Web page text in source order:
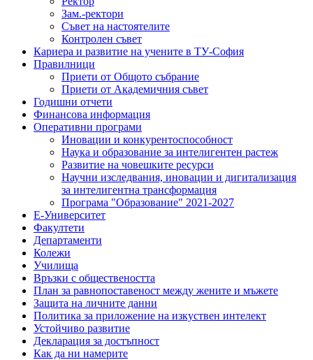
Зам.-ректори
Съвет на настоятелите
Контролен съвет
Кариера и развитие на учените в ТУ-София
Правилници
Приети от Общото събрание
Приети от Академичния съвет
Годишни отчети
Финансова информация
Оперативни програми
Иновации и конкурентоспособност
Наука и образование за интелигентен растеж
Развитие на човешките ресурси
Научни изследвания, иновации и дигитализация
за интелигентна трансформация
Програма "Образование" 2021-2027
Е-Университет
Факултети
Департаменти
Колежи
Училища
Връзки с обществеността
План за равнопоставеност между жените и мъжете
Защита на личните данни
Политика за приложение на изкуствен интелект
Устойчиво развитие
Декларация за достъпност
Как да ни намерите